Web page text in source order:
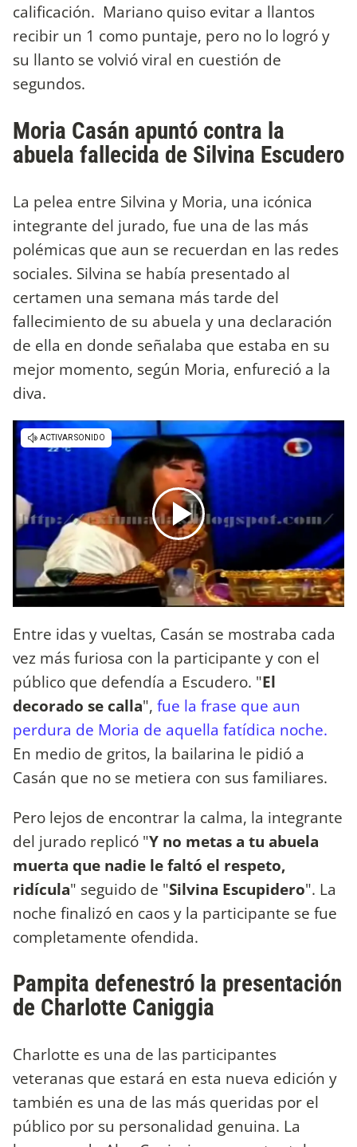
calificación. Mariano quiso evitar a llantos
recibir un 1 como puntaje, pero no lo logró y
su llanto se volvió viral en cuestión de
segundos.
Moria Casán apuntó contra la
abuela fallecida de Silvina Escudero
La pelea entre Silvina y Moria, una icónica
integrante del jurado, fue una de las más
polémicas que aun se recuerdan en las redes
sociales. Silvina se había presentado al
certamen una semana más tarde del
fallecimiento de su abuela y una declaración
de ella en donde señalaba que estaba en su
mejor momento, según Moria, enfureció a la
diva.
Entre idas y vueltas, Casán se mostraba cada
vez más furiosa con la participante y con el
público que defendía a Escudero. "El
decorado se calla", fue la frase que aun
perdura de Moria de aquella fatídica noche.
En medio de gritos, la bailarina le pidió a
Casán que no se metiera con sus familiares.
Pero lejos de encontrar la calma, la integrante
del jurado replicó "Y no metas a tu abuela
muerta que nadie le faltó el respeto,
ridícula" seguido de "Silvina Escupidero". La
noche finalizó en caos y la participante se fue
completamente ofendida.
Pampita defenestró la presentación
de Charlotte Caniggia
Charlotte es una de las participantes
veteranas que estará en esta nueva edición y
también es una de las más queridas por el
público por su personalidad genuina. La